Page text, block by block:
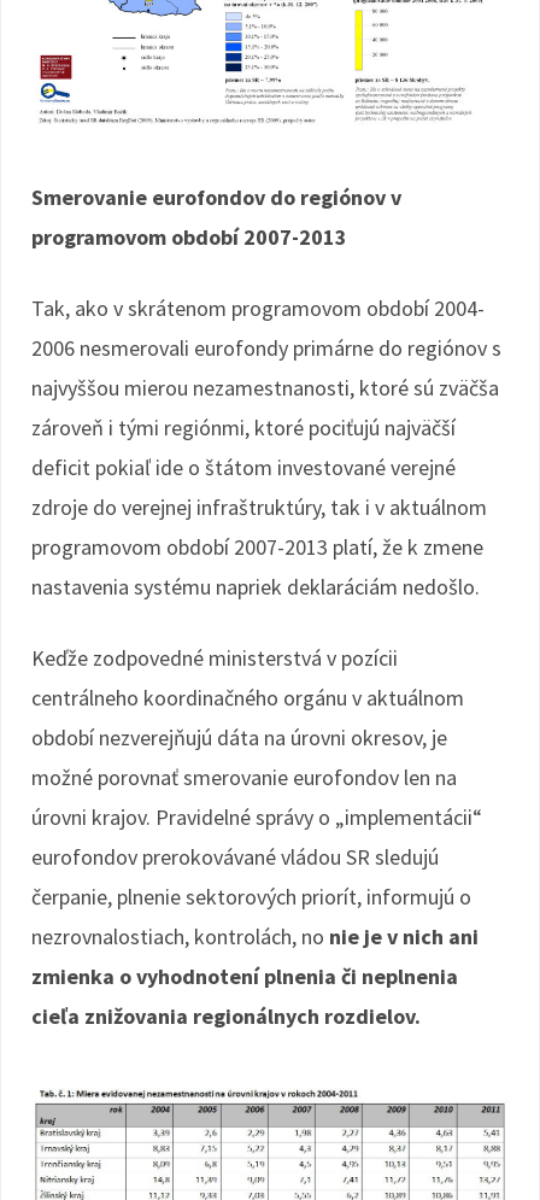
Smerovanie eurofondov do regiónov v
programovom období 2007-2013
Tak, ako v skrátenom programovom období 2004-
2006 nesmerovali eurofondy primárne do regiónov s
najvyššou mierou nezamestnanosti, ktoré sú zväčša
zároveň i tými regiónmi, ktoré pociťujú najväčší
deficit pokiaľ ide o štátom investované verejné
zdroje do verejnej infraštruktúry, tak i v aktuálnom
programovom období 2007-2013 platí, že k zmene
nastavenia systému napriek deklaráciám nedošlo.
Keďže zodpovedné ministerstvá v pozícii
centrálneho koordinačného orgánu v aktuálnom
období nezverejňujú dáta na úrovni okresov, je
možné porovnať smerovanie eurofondov len na
úrovni krajov. Pravidelné správy o „implementácii“
eurofondov prerokovávané vládou SR sledujú
čerpanie, plnenie sektorových priorít, informujú o
nezrovnalostiach, kontrolách, no nie je v nich ani
zmienka o vyhodnotení plnenia či neplnenia
cieľa znižovania regionálnych rozdielov.